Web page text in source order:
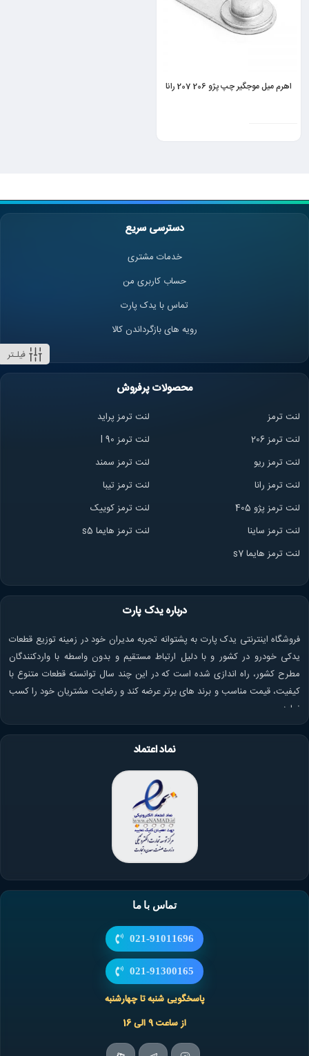
فیلـتر
اهرم میل موجگیر چپ پژو 206 207 رانا
دسترسی سریع
خدمات مشتری
حساب کاربری من
تماس با یدک پارت
رویه های بازگرداندن کالا
محصولات پرفروش
لنت ترمز
لنت ترمز پراید
لنت ترمز 206
لنت ترمز l 90
لنت ترمز ریو
لنت ترمز سمند
لنت ترمز رانا
لنت ترمز تیبا
لنت ترمز پژو 405
لنت ترمز کوییک
لنت ترمز ساینا
لنت ترمز هایما s5
لنت ترمز هایما s7
درباره یدک پارت
فروشگاه اینترنتی یدک پارت به پشتوانه تجربه مدیران خود در زمینه توزیع قطعات
یدکی خودرو در کشور و با دلیل ارتباط مستقیم و بدون واسطه با واردکنندگان
مطرح کشور، راه اندازی شده است که در این چند سال توانسته قطعات متنوع با
کیفیت، قیمت مناسب و برند های برتر عرضه کند و رضایت مشتریان خود را کسب
نماید.
نماد اعتماد
تماس با ما
021-91011696
021-91300165
پاسخگویی شنبه تا چهارشنبه
از ساعت 9 الی 16